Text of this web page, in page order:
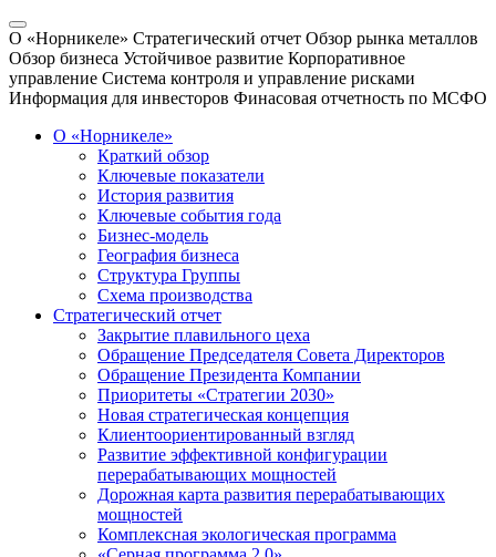
О «Норникеле» Стратегический отчет Обзор рынка металлов
Обзор бизнеса Устойчивое развитие Корпоративное
управление Система контроля и управление рисками
Информация для инвесторов Финасовая отчетность по МСФО
О «Норникеле»
Краткий обзор
Ключевые показатели
История развития
Ключевые события года
Бизнес-модель
География бизнеса
Структура Группы
Схема производства
Стратегический отчет
Закрытие плавильного цеха
Обращение Председателя Совета Директоров
Обращение Президента Компании
Приоритеты «Стратегии 2030»
Новая стратегическая концепция
Клиентоориентированный взгляд
Развитие эффективной конфигурации
перерабатывающих мощностей
Дорожная карта развития перерабатывающих
мощностей
Комплексная экологическая программа